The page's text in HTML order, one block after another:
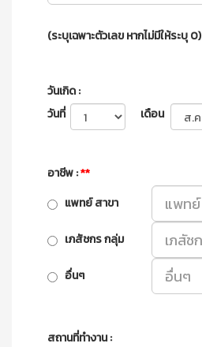
(ระบุเฉพาะตัวเลข หากไม่มีให้ระบุ 0)
วันเกิด :
วันที่
เดือน
อาชีพ :**
แพทย์ สาขา
เภสัชกร กลุ่ม
อื่นๆ
สถานที่ทำงาน :